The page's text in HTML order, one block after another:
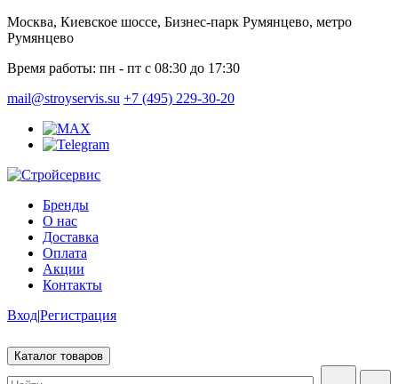
Москва, Киевское шоссе, Бизнес-парк Румянцево, метро
Румянцево
Время работы: пн - пт с 08:30 до 17:30
mail@stroyservis.su +7 (495) 229-30-20
Бренды
О нас
Доставка
Оплата
Акции
Контакты
Вход|Регистрация
Каталог товаров